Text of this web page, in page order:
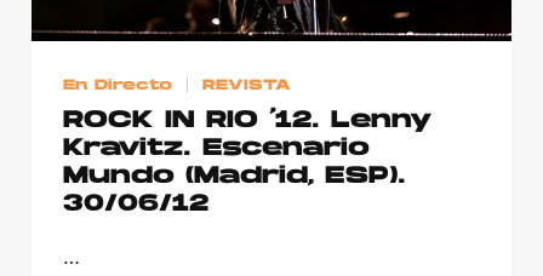
En Directo REVISTA
ROCK IN RIO ’12. Lenny
Kravitz. Escenario
Mundo (Madrid, ESP).
30/06/12
…